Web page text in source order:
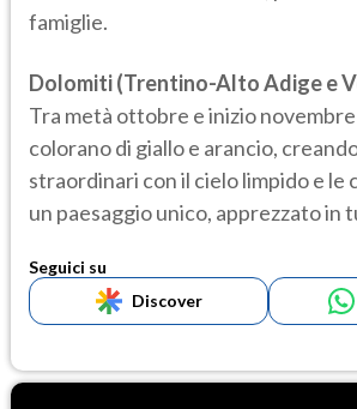
famiglie.
Dolomiti (Trentino-Alto Adige e
Tra metà ottobre e inizio novembre
colorano di giallo e arancio,
straordinari con il cielo limpido e le
un paesaggio unico, apprezzato in
Seguici su
Discover